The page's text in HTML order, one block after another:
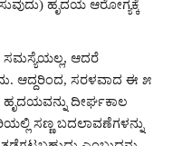
ಹೃದಯ ಆರೋಗ್ಯಕ್ಕೆ
ಸಮಸ್ಯೆಯಲ್ಲ, ಆದರೆ
ಆದ್ದರಿಂದ, ಸರಳವಾದ ಈ ೫
ದೀರ್ಘಕಾಲ
ಸಣ್ಣ ಬದಲಾವಣೆಗಳನ್ನು